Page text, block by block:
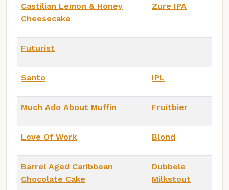
Castilian Lemon & Honey
Cheesecake
Zure IPA
Futurist
Santo IPL
Much Ado About Muffin Fruitbier
Love Of Work Blond
Barrel Aged Caribbean
Chocolate Cake
Dubbele
Milkstout